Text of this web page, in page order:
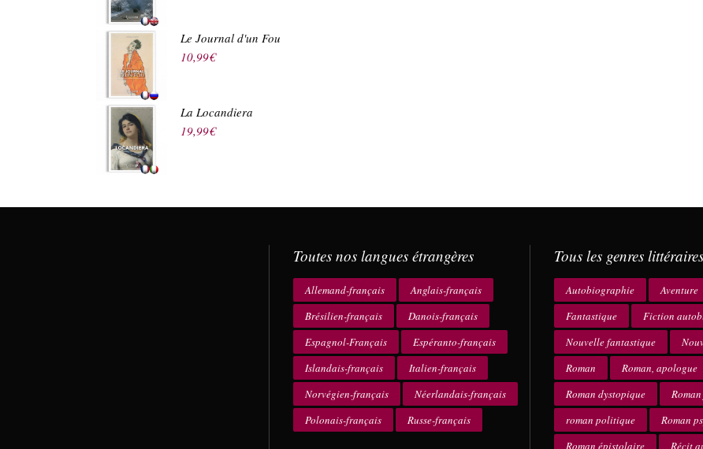
Le Journal d'un Fou
10,99€
La Locandiera
19,99€
Toutes nos langues étrangères
Allemand-français
Anglais-français
Brésilien-français
Danois-français
Espagnol-Français
Espéranto-français
Islandais-français
Italien-français
Norvégien-français
Néerlandais-français
Polonais-français
Russe-français
Tous les genres littéraires
Autobiographie Aventure
Fantastique
Fiction
Nouvelle fantastique
Roman
Roman, apologue
Roman dystopique
roman politique
Roman
Roman épistolaire
Récit